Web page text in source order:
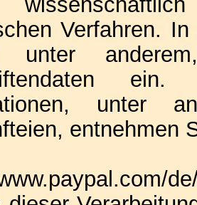
Verfahren.
unter
ein.
unter
entnehmen